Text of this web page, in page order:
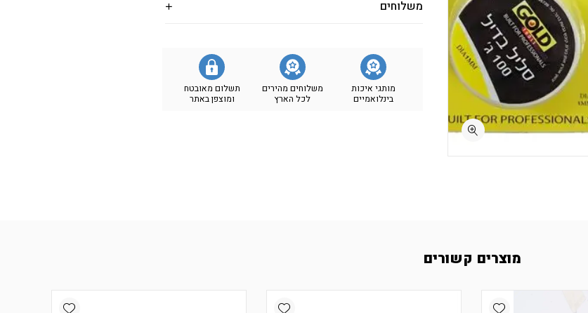
משלוחים
מותגי איכות
בינלואמיים
משלוחים מהירים
לכל הארץ
תשלום מאובטח
ומוצפן באתר
מוצרים קשורים
Add wishlist
Add wishlist
Add wishlist